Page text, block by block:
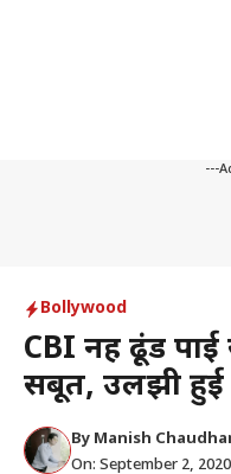
---
Bollywood
CBI नहीं ढूंड
सबूत, उलझी हुई
By Manish
On: September 2,